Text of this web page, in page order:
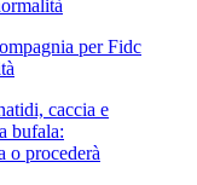
per Fidc